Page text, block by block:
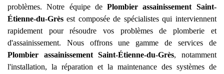
problèmes. Notre équipe dePlombier assainissement Saint-
Étienne-du-Grès est composée de spécialistes qui interviennent
rapidement pour résoudre vos problèmes de plomberie et
d'assainissement. Nous offrons une gamme de services de
Plombier assainissement
Saint-Étienne-du-Grès, notamment
l'installation, la réparation et la maintenance des systèmes de